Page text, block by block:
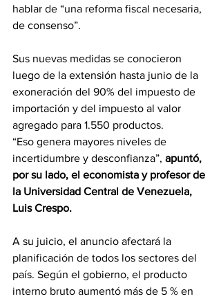
hablar de “una reforma fiscal necesaria,
de consenso”.
Sus nuevas medidas se conocieron
luego de la extensión hasta junio de la
exoneración del 90% del impuesto de
importación y del impuesto al valor
agregado para 1.550 productos.
“Eso genera mayores niveles de
incertidumbre y desconfianza”, apuntó,
por su lado, el economista y profesor de
la Universidad Central de Venezuela,
Luis Crespo.
A su juicio, el anuncio afectará la
planificación de todos los sectores del
país. Según el gobierno, el producto
interno bruto aumentó más de 5 % en